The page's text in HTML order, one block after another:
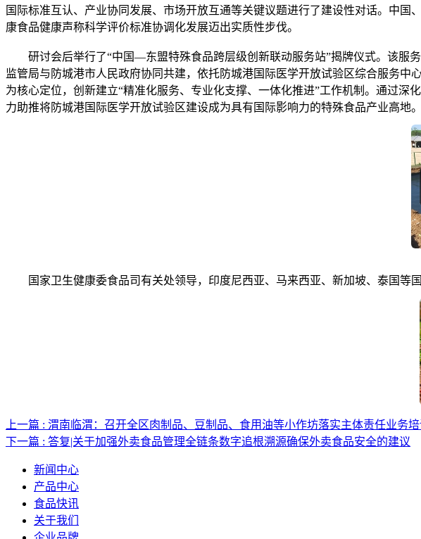
国际标准互认、产业协同发展、市场开放互通等关键议题进行了建设性对话。中
康食品健康声称科学评价标准协调化发展迈出实质性步伐。
研讨会后举行了“中国—东盟特殊食品跨层级创新联动服务站”揭牌仪式。该服
监管局与防城港市人民政府协同共建，依托防城港国际医学开放试验区综合服务
为核心定位，创新建立“精准化服务、专业化支撑、一体化推进”工作机制。通过
力助推将防城港国际医学开放试验区建设成为具有国际影响力的特殊食品产业高地。
国家卫生健康委食品司有关处领导，印度尼西亚、马来西亚、新加坡、泰国等
上一篇 : 渭南临渭：召开全区肉制品、豆制品、食用油等小作坊落实主体责任业务
下一篇 : 答复|关于加强外卖食品管理全链条数字追根溯源确保外卖食品安全的建议
新闻中心
产品中心
食品快讯
关于我们